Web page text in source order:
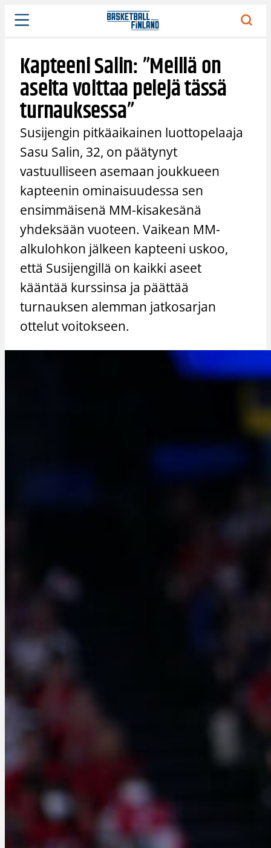
Siirry
sisältöön
Kapteeni Salin: ”Meillä on
aseita voittaa pelejä tässä
turnauksessa”
Susijengin pitkäaikainen luottopelaaja
Sasu Salin, 32, on päätynyt
vastuulliseen asemaan joukkueen
kapteenin ominaisuudessa sen
ensimmäisenä MM-kisakesänä
yhdeksään vuoteen. Vaikean MM-
alkulohkon jälkeen kapteeni uskoo,
että Susijengillä on kaikki aseet
kääntää kurssinsa ja päättää
turnauksen alemman jatkosarjan
ottelut voitokseen.